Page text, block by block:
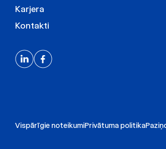
Karjera
Kontakti
Vispārīgie noteikumiPrivātuma politika